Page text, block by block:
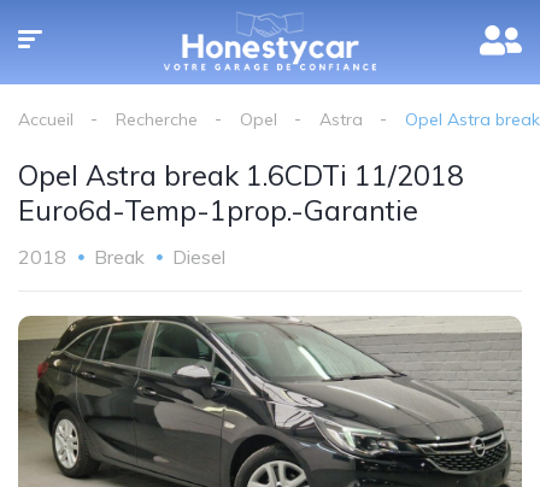
Accueil Recherche Opel Astra Opel Astra
Opel Astra break 1.6CDTi 11/2018
Euro6d-Temp-1prop.-Garantie
2018 Break Diesel